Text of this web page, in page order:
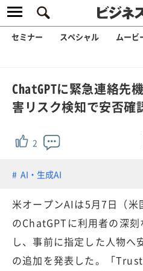
セミナー スペシャル ムービ
ChatGPTに緊急連絡
害リスク検知で安否確
2
AI・生成AI
米オープンAIは5月7日（米
のChatGPTに利用者の深
し、事前に指定した人物へ
の追加を発表した。「